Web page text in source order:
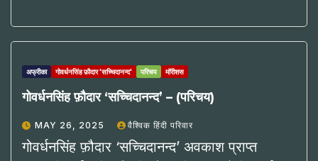
अफ्रीका गोवर्धनसिंह फ़ौदार 'सच्चिदानन्द' परिचय मॉरीशस
गोवर्धनसिंह फ़ौदार ‘सच्चिदानन्द’ – (परिचय)
MAY 26, 2025 वैश्विक हिंदी परिवार
गोवर्धनसिंह फ़ौदार ‘सच्चिदानन्द’ अवकाश प्राप्त